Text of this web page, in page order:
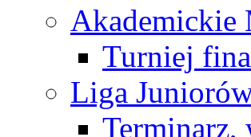
Akademickie
Turniej
Liga
Terminarz,